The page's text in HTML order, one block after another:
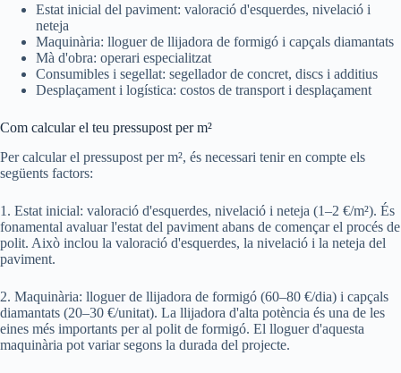
Estat inicial del paviment: valoració d'esquerdes, nivelació i
neteja
Maquinària: lloguer de llijadora de formigó i capçals diamantats
Mà d'obra: operari especialitzat
Consumibles i segellat: segellador de concret, discs i additius
Desplaçament i logística: costos de transport i desplaçament
Com calcular el teu pressupost per m²
Per calcular el pressupost per m², és necessari tenir en compte els
següents factors:
1. Estat inicial: valoració d'esquerdes, nivelació i neteja (1–2 €/m²). És
fonamental avaluar l'estat del paviment abans de començar el procés de
polit. Això inclou la valoració d'esquerdes, la nivelació i la neteja del
paviment.
2. Maquinària: lloguer de llijadora de formigó (60–80 €/dia) i capçals
diamantats (20–30 €/unitat). La llijadora d'alta potència és una de les
eines més importants per al polit de formigó. El lloguer d'aquesta
maquinària pot variar segons la durada del projecte.